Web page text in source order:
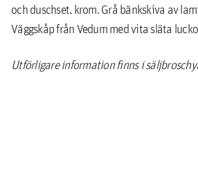
och duschset, krom. Grå bänkskiva av
Väggskåp från Vedum med vita släta
Utförligare information finns i